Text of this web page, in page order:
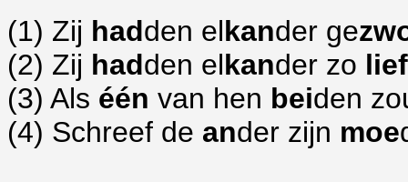
(1) Zij hadden elkander ge
(2) Zij hadden elkander zo lief
(3) Als één van hen beiden
(4) Schreef de ander zijn moe